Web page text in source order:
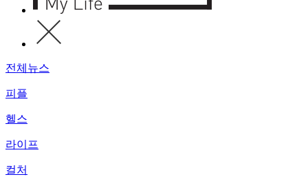
전체뉴스
피플
헬스
라이프
컬처